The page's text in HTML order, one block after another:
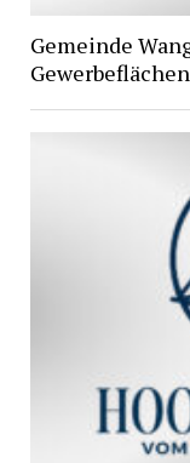
Gemeinde